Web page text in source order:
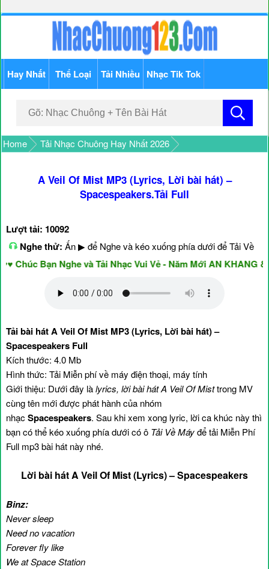
Hay Nhất Thể Loại Tải Nhiều Nhạc Tik Tok
Home Tải Nhạc Chuông Hay Nhất 2026
A Veil Of Mist MP3 (Lyrics, Lời bài hát) –
Spacespeakers.Tải Full
Lượt tải: 10092
Nghe thử: Ấn ▶ để Nghe và kéo xuống phía dưới để Tải Về
Bạn Nghe và Tải Nhạc Vui Vẻ - Năm Mới AN KHANG &
Tải bài hát A Veil Of Mist MP3 (Lyrics, Lời bài hát) –
Spacespeakers Full
Kích thước: 4.0 Mb
Hình thức: Tải Miễn phí về máy điện thoại, máy tính
Giới thiệu: Dưới đây làlyrics, lời bài hát A Veil Of Misttrong MV
cùng tên mới được phát hành của nhóm
nhạc Spacespeakers. Sau khi xem xong lyric, lời ca khúc này thì
bạn có thể kéo xuống phía dưới có ô Tải Về Máyđể tải Miễn Phí
Full mp3 bài hát này nhé.
Lời bài hát A Veil Of Mist (Lyrics) – Spacespeakers
Binz:
Never sleep
Need no vacation
Forever fly like
We at Space Station